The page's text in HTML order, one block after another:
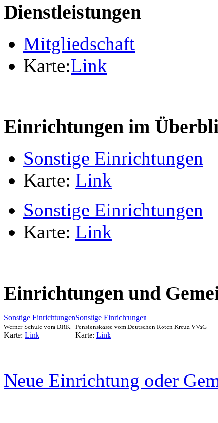
Dienstleistungen
Mitgliedschaft
Karte:Link
Einrichtungen im
Sonstige Einrichtungen
Karte: Link
Sonstige Einrichtungen
Karte: Link
Einrichtungen und
Sonstige Einrichtungen
Werner-Schule vom DRK
Karte: Link
Sonstige Einrichtungen
Pensionskasse vom Deutschen Roten Kreuz VVaG
Karte: Link
Neue Einrichtung oder